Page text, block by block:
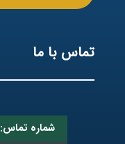
تماس با ما
شماره تماس: